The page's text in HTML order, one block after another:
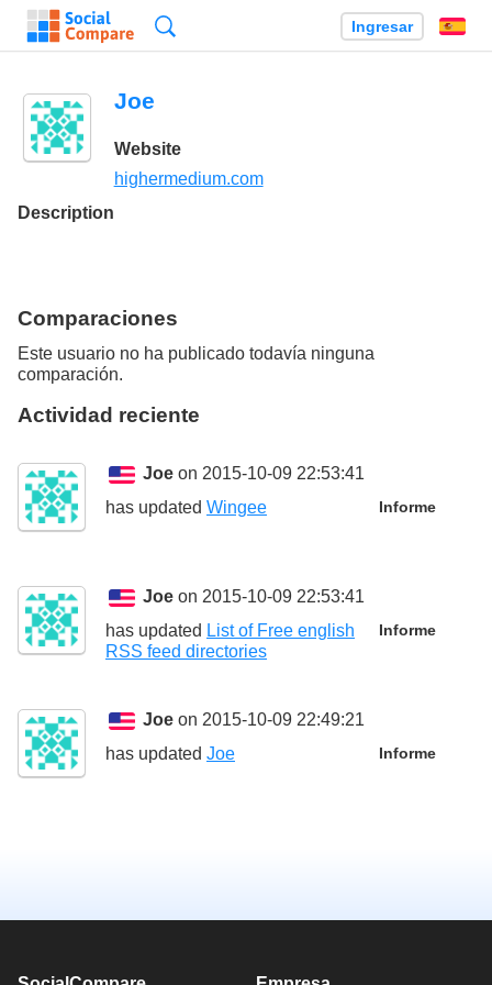
Ingresar
Joe
Website
highermedium.com
Description
Comparaciones
Este usuario no ha publicado todavía ninguna
comparación.
Actividad reciente
Joe on 2015-10-09 22:53:41
Informe
has updated Wingee
Joe on 2015-10-09 22:53:41
Informe
has updated List of Free english
RSS feed directories
Joe on 2015-10-09 22:49:21
Informe
has updated Joe